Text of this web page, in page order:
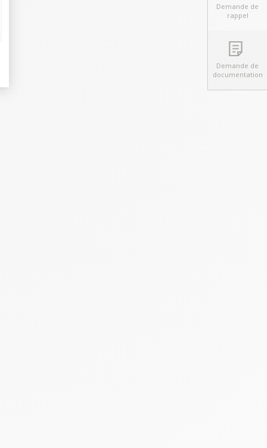
Demande de
rappel
Demande de
documentation